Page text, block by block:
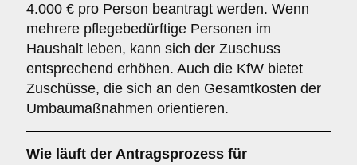
4.000 € pro Person beantragt werden. Wenn
mehrere pflegebedürftige Personen im
Haushalt leben, kann sich der Zuschuss
entsprechend erhöhen. Auch die KfW bietet
Zuschüsse, die sich an den Gesamtkosten der
Umbaumaßnahmen orientieren.
Wie läuft der Antragsprozess für